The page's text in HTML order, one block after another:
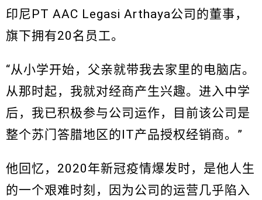
印尼PT AAC Legasi Arthaya公司的董事，
旗下拥有20名员工。
“从小学开始，父亲就带我去家里的电脑店。
从那时起，我就对经商产生兴趣。进入中学
后，我已积极参与公司运作，目前该公司是
整个苏门答腊地区的IT产品授权经销商。”
他回忆，2020年新冠疫情爆发时，是他人生
的一个艰难时刻，因为公司的运营几乎陷入